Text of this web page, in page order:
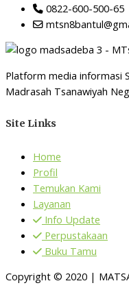
0822-600-500-65
Platform media informasi
Madrasah Tsanawiyah
Site Links
Home
Profil
Temukan Kami
Layanan
Info Update
Perpustakaan
Buku Tamu
Copyright © 2020 |